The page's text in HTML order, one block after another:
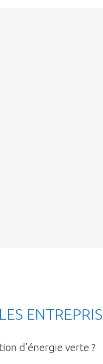
d’énergie verte ?